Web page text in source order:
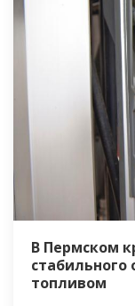
В Пермском
стабильного
топливом